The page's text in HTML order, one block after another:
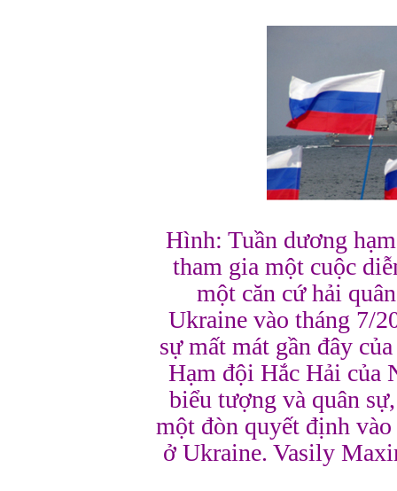
Hình: Tuần dương
tham gia một cuộc
một căn cứ hải
Ukraine vào tháng 7/
sự mất mát gần đây
Hạm đội Hắc Hải của
biểu tượng và quân
một đòn quyết định
ở Ukraine. Vasily